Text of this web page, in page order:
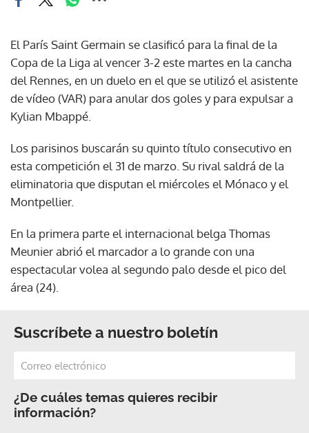
El París Saint Germain se clasificó para la final de la
Copa de la Liga al vencer 3-2 este martes en la cancha
del Rennes, en un duelo en el que se utilizó el asistente
de vídeo (VAR) para anular dos goles y para expulsar a
Kylian Mbappé.
Los parisinos buscarán su quinto título consecutivo en
esta competición el 31 de marzo. Su rival saldrá de la
eliminatoria que disputan el miércoles el Mónaco y el
Montpellier.
En la primera parte el internacional belga Thomas
Meunier abrió el marcador a lo grande con una
espectacular volea al segundo palo desde el pico del
área (24).
Suscríbete a nuestro boletín
¿De cuáles temas quieres recibir
información?